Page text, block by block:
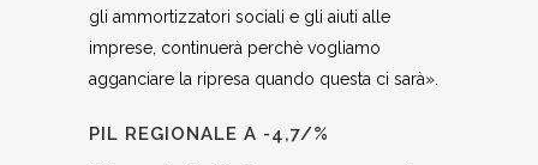
gli ammortizzatori sociali e gli aiuti alle
imprese, continuerà perchè vogliamo
agganciare la ripresa quando questa ci sarà».
PIL REGIONALE A -4,7/%